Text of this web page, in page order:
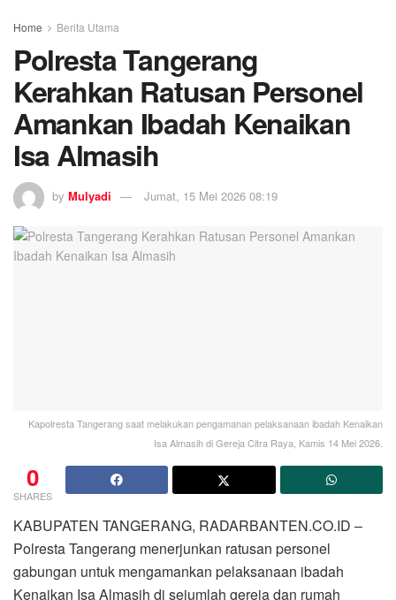
Home Berita Utama
Polresta Tangerang
Kerahkan Ratusan Personel
Amankan Ibadah Kenaikan
Isa Almasih
by Mulyadi Jumat, 15 Mei 2026 08:19
Kapolresta Tangerang saat melakukan pengamanan pelaksanaan ibadah Kenaikan
Isa Almasih di Gereja Citra Raya, Kamis 14 Mei 2026.
0
SHARES
KABUPATEN TANGERANG, RADARBANTEN.CO.ID –
Polresta Tangerang menerjunkan ratusan personel
gabungan untuk mengamankan pelaksanaan ibadah
Kenaikan Isa Almasih di sejumlah gereja dan rumah